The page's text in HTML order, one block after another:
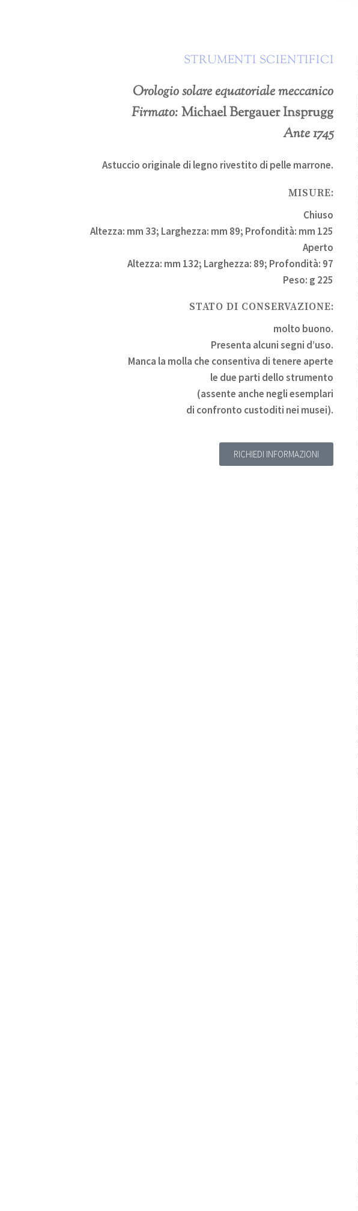
STRUMENTI SCIENTIFICI
Orologio solare equatoriale meccanico
Firmato:Michael Bergauer Insprugg
Ante 1745
Astuccio originale di legno rivestito di pelle marrone.
MISURE:
Chiuso
Altezza: mm 33; Larghezza: mm 89; Profondità: mm 125
Aperto
Altezza: mm 132; Larghezza: 89; Profondità: 97
Peso: g 225
STATO DI CONSERVAZIONE:
molto buono.
Presenta alcuni segni d’uso.
Manca la molla che consentiva di tenere aperte
le due parti dello strumento
(assente anche negli esemplari
di confronto custoditi nei musei).
RICHIEDI INFORMAZIONI